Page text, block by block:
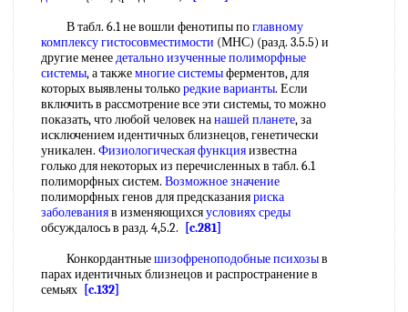
В табл. 6.1 не вошли фенотипы поглавному
комплексу гистосовместимости (МНС) (разд. 3.5.5) и
другие менеедетально изученныеполиморфные
системы, а такжемногие системыферментов, для
которых выявлены толькоредкие варианты. Если
включить в рассмотрение все эти системы, то можно
показать, что любой человек нанашей планете, за
исключением идентичных близнецов, генетически
уникален. Физиологическая функцияизвестна
голько для некоторых из перечисленных в табл. 6.1
полиморфных систем. Возможное значение
полиморфных генов для предсказанияриска
заболеванияв изменяющихсяусловиях среды
обсуждалось в разд. 4,5.2.
[c.281]
Конкордантныешизофреноподобные психозыв
парах идентичных близнецов и распространение в
семьях [c.132]